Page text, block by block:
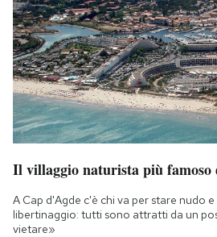
Il villaggio naturista più famoso
A Cap d'Agde c'è chi va per stare nudo
libertinaggio: tutti sono attratti da un
vietare»